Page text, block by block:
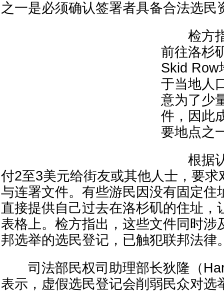
之一是必须确认签署者具备合法选民
检方指
前往洛杉
Skid Row
于当地人
意为了少
件，因此
要地点之
根据认
付2至3美元给街友或其他人士，要求
与连署文件。有些游民因没有固定住
直接提供自己过去在洛杉矶的住址，
表格上。检方指出，这些文件同时涉
邦选举的选民登记，已触犯联邦法律
司法部民权司助理部长狄隆（
表示，虚假选民登记会削弱民众对选